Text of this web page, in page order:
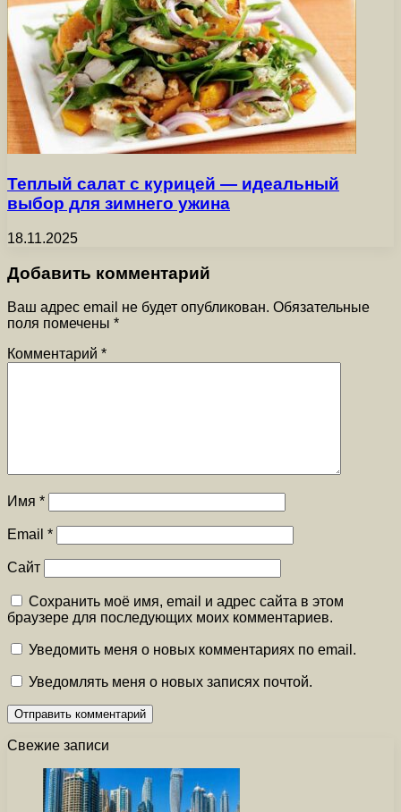
Теплый салат с курицей — идеальный
выбор для зимнего ужина
18.11.2025
Добавить комментарий
Ваш адрес email не будет опубликован. Обязательные
поля помечены *
Комментарий *
Имя *
Email *
Сайт
Сохранить моё имя, email и адрес сайта в этом
браузере для последующих моих комментариев.
Уведомить меня о новых комментариях по email.
Уведомлять меня о новых записях почтой.
Свежие записи